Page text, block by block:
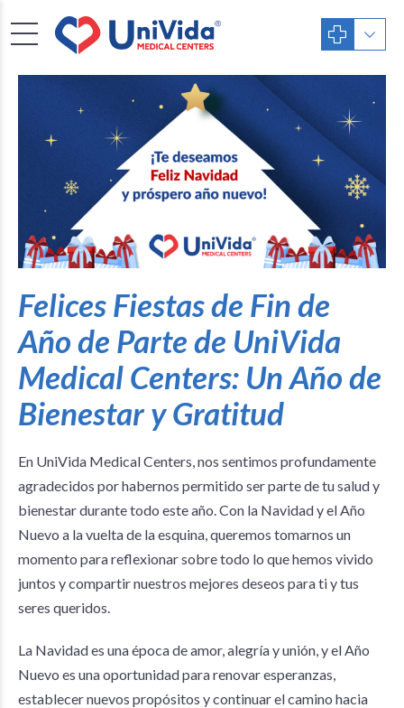
Felices Fiestas de Fin de
Año de Parte de UniVida
Medical Centers: Un Año de
Bienestar y Gratitud
En UniVida Medical Centers, nos sentimos profundamente
agradecidos por habernos permitido ser parte de tu salud y
bienestar durante todo este año. Con la Navidad y el Año
Nuevo a la vuelta de la esquina, queremos tomarnos un
momento para reflexionar sobre todo lo que hemos vivido
juntos y compartir nuestros mejores deseos para ti y tus
seres queridos.
La Navidad es una época de amor, alegría y unión, y el Año
Nuevo es una oportunidad para renovar esperanzas,
establecer nuevos propósitos y continuar el camino hacia